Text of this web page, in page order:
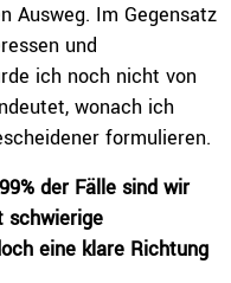
Ausweg. Im Gegensatz
und
ich noch nicht von
wonach ich
formulieren.
der Fälle sind wir
schwierige
eine klare Richtung